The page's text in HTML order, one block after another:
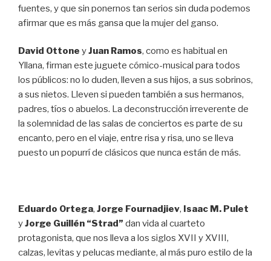
fuentes, y que sin ponernos tan serios sin duda podemos
afirmar que es más gansa que la mujer del ganso.
David Ottone yJuan Ramos, como es habitual en
Yllana, firman este juguete cómico-musical para todos
los públicos: no lo duden, lleven a sus hijos, a sus sobrinos,
a sus nietos. Lleven si pueden también a sus hermanos,
padres, tíos o abuelos. La deconstrucción irreverente de
la solemnidad de las salas de conciertos es parte de su
encanto, pero en el viaje, entre risa y risa, uno se lleva
puesto un popurrí de clásicos que nunca están de más.
Eduardo Ortega, Jorge Fournadjiev, Isaac M. Pulet
yJorge Guillén “Strad” dan vida al cuarteto
protagonista, que nos lleva a los siglos XVII y XVIII,
calzas, levitas y pelucas mediante, al más puro estilo de la